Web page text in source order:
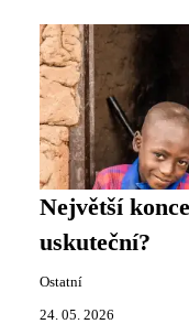
Největší
uskuteční?
Ostatní
24. 05. 2026